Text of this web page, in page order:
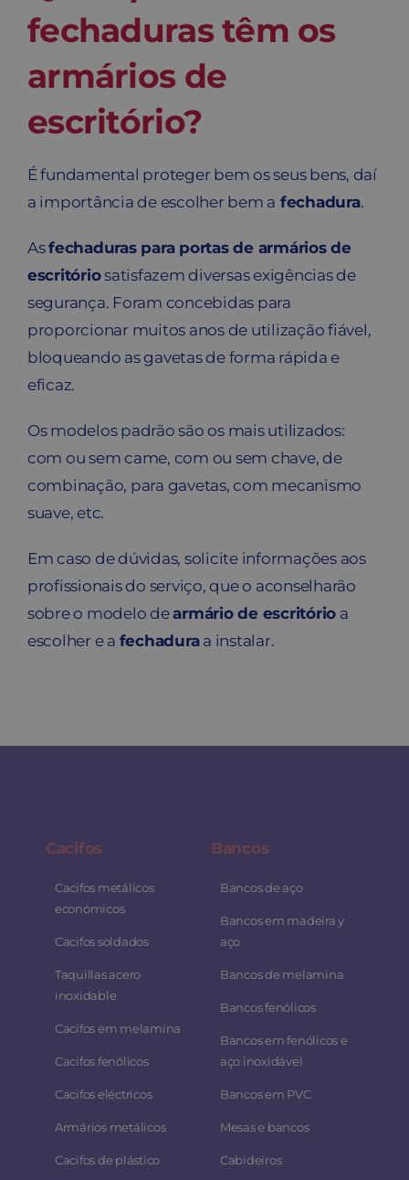
fechaduras têm os
armários de
escritório?
É fundamental proteger bem os seus bens, daí
a importância de escolher bem a fechadura.
Asfechaduras para portas de armários de
escritóriosatisfazem diversas exigências de
segurança. Foram concebidas para
proporcionar muitos anos de utilização fiável,
bloqueando as gavetas de forma rápida e
eficaz.
Os modelos padrão são os mais utilizados:
com ou sem came, com ou sem chave, de
combinação, para gavetas, com mecanismo
suave, etc.
Em caso de dúvidas, solicite informações aos
profissionais do serviço, que o aconselharão
sobre o modelo dearmário de escritório a
escolher e a fechaduraa instalar.
Cacifos
Cacifos metálicos
económicos
Cacifos soldados
Taquillas acero
inoxidable
Cacifos em melamina
Cacifos fenólicos
Cacifos eléctricos
Armários metálicos
Cacifos de plástico
Bancos
Bancos de aço
Bancos em madeira y
aço
Bancos de melamina
Bancos fenólicos
Bancos em fenólicos e
aço inoxidável
Bancos em PVC
Mesas e bancos
Cabideiros